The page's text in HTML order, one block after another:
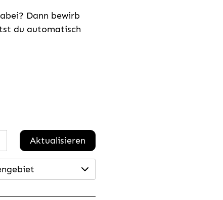
Dann bewirb
du automatisch
Aktualisieren